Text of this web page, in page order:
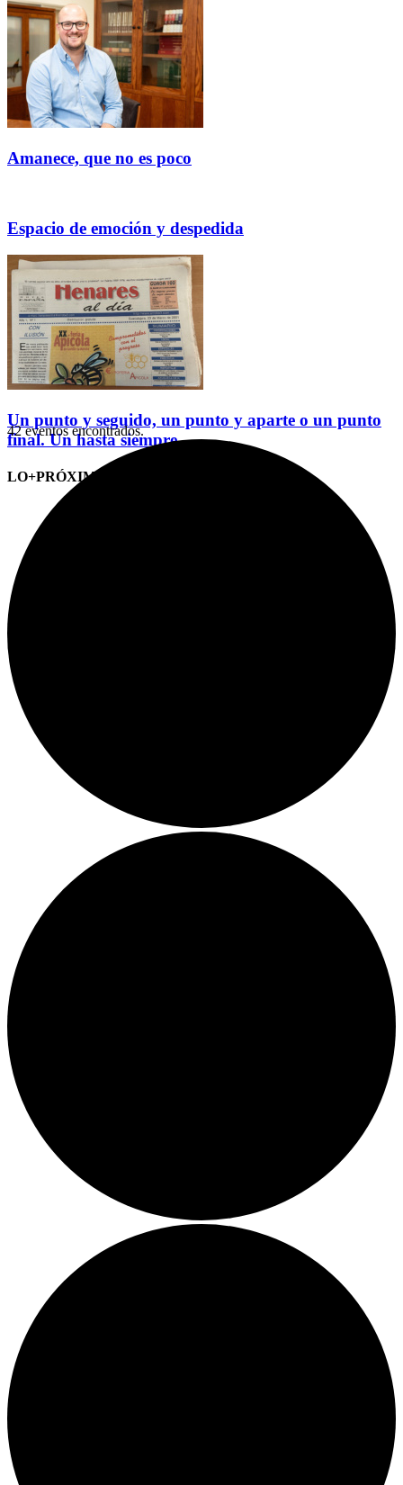
Amanece, que no es poco
Espacio de emoción y despedida
Un punto y seguido, un punto y aparte o un punto
final. Un hasta siempre
LO+PRÓXIMO (CITAS)
42 eventos encontrados.